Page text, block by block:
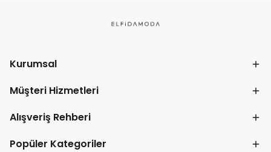
Kurumsal
Müşteri Hizmetleri
Alışveriş Rehberi
Popüler Kategoriler